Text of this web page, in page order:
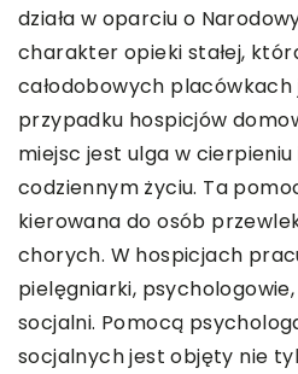
działa w oparciu o
charakter opieki stałej,
całodobowych placówkach
przypadku hospicjów
miejsc jest ulga w
codziennym życiu. Ta
kierowana do osób
chorych. W hospicjach
pielęgniarki,
socjalni. Pomocą
socjalnych jest objęty nie